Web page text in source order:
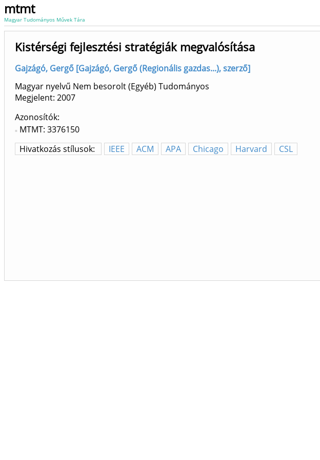
mtmt
Magyar Tudományos Művek Tára
Kistérségi fejlesztési stratégiák megvalósítása
Gajzágó, Gergő [Gajzágó, Gergő (Regionális gazdas...), szerző]
Magyar nyelvű Nem besorolt (Egyéb) Tudományos
Megjelent: 2007
Azonosítók
MTMT: 3376150
Hivatkozás stílusok:
IEEE ACM APA Chicago Harvard CSL